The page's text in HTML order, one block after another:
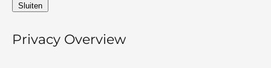
Sluiten
Privacy Overview